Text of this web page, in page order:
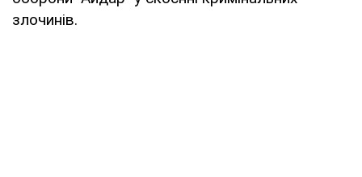
злочинів.